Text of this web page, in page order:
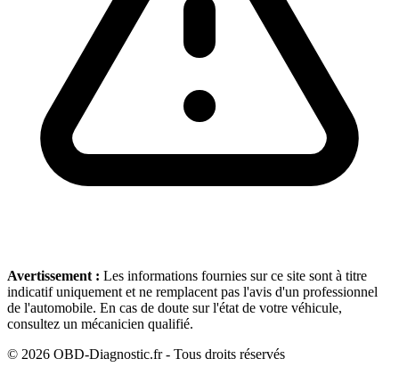
Avertissement : Les informations fournies sur ce site sont à titre
indicatif uniquement et ne remplacent pas l'avis d'un professionnel
de l'automobile. En cas de doute sur l'état de votre véhicule,
consultez un mécanicien qualifié.
© 2026 OBD-Diagnostic.fr - Tous droits réservés